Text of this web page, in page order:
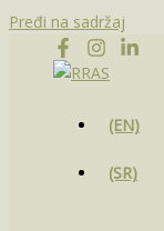
Pređi na sadržaj
(EN)
(SR)